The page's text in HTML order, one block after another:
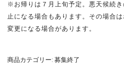
※お帰りは７月上旬予定。悪天候続
止になる場合もあります。その場合
変更になる場合があります。
商品カテゴリー: 募集終了